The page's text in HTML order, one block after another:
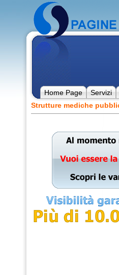
Home Page Servizi
Strutture mediche